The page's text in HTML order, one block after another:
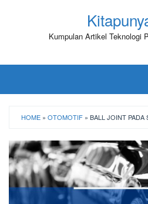
Kumpulan Artikel Teknologi
HOME » OTOMOTIF » BALL JOINT PADA